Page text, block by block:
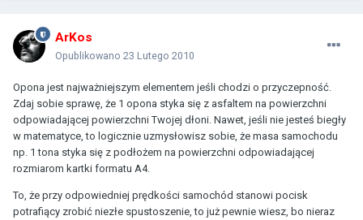
ArKos
Opublikowano 23 Lutego 2010
Opona jest najważniejszym elementem jeśli chodzi o przyczepność.
Zdaj sobie sprawę, że 1 opona styka się z asfaltem na powierzchni
odpowiadającej powierzchni Twojej dłoni. Nawet, jeśli nie jesteś biegły
w matematyce, to logicznie uzmysłowisz sobie, że masa samochodu
np. 1 tona styka się z podłożem na powierzchni odpowiadającej
rozmiarom kartki formatu A4.
To, że przy odpowiedniej prędkości samochód stanowi pocisk
potrafiący zrobić niezłe spustoszenie, to już pewnie wiesz, bo nieraz